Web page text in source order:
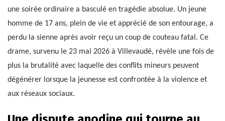
une soirée ordinaire a basculé en tragédie absolue. Un jeune
homme de 17 ans, plein de vie et apprécié de son entourage, a
perdu la sienne après avoir reçu un coup de couteau fatal. Ce
drame, survenu le 23 mai 2026 à Villevaudé, révèle une fois de
plus la brutalité avec laquelle des conflits mineurs peuvent
dégénérer lorsque la jeunesse est confrontée à la violence et
aux réseaux sociaux.